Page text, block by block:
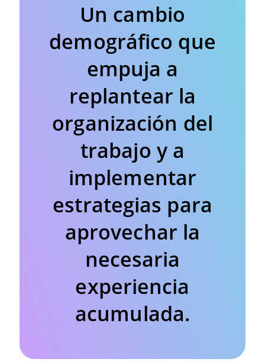
Un cambio
demográfico que
empuja a
replantear la
organización del
trabajo y a
implementar
estrategias para
aprovechar la
necesaria
experiencia
acumulada.